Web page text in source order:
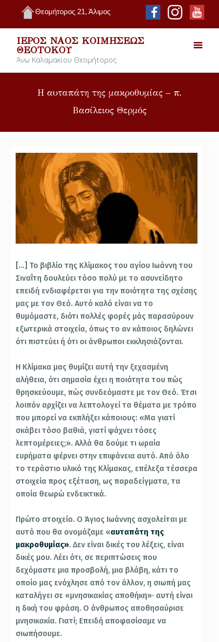
Θεομήτορος 21, Άλιμος
ΙΕΡΌΣ ΝΑΌΣ ΚΟΙΜΉΣΕΩΣ
ΘΕΟΤΌΚΟΥ
Άνω Καλαμακίου Θεομήτορος
Η αυταπάτη της μακροθυμίας – π.
Βασίλειος Θερμός
[…] Το βιβλίο της Κλίμακος του αγίου Ιωάννη του
Σιναΐτη δουλεύει τόσο πολύ με το ασυνείδητο
επειδή ενδιαφέρεται για την ποιότητα της σχέσης
μας με τον Θεό. Αυτό καλό είναι να το
θυμόμαστε, διότι πολλές φορές μάς παρασύρουν
εξωτερικά στοιχεία, όπως το αν κάποιος δηλώνει
ότι πιστεύει ή ότι οι άνθρωποι εκκλησιάζονται.
Η Κλίμακα μας θυμίζει αυτή την ξεχασμένη
αλήθεια, ότι σημασία έχει η ποιότητα του πώς
θρησκεύουμε, πώς συνδεόμαστε με τον Θεό. Έτσι
λοιπόν αρχίζει να λεπτολογεί τα θέματα με τρόπο
που μπορεί να εκπλήξει κάποιους: «Μα γιατί
σκάβει τόσο βαθιά, γιατί ψάχνει τόσες
λεπτομέρειες;». Αλλά θα δούμε τι ωραία
ευρήματα φέρνει στην επιφάνεια αυτό. Από όλο
το τεράστιο υλικό της Κλίμακας, επέλεξα τέσσερα
στοιχεία προς εξέταση, ως παραδείγματα, τα
οποία θεωρώ ενδεικτικά.
Πρώτο στοιχείο. Ο Άγιος Ιωάννης ασχολείται με
αυτό που θα ονομάζαμε «αυταπάτη της
μακροθυμίας». Δεν είναι δικές του λέξεις, είναι
δικές μου. Λέει ότι, σε περιπτώσεις που
δεχόμαστε μια προσβολή, μια βλάβη, κάτι το
οποίο μας ενόχλησε από τον άλλον, η σιωπή μας
καταλήγει σε «μνησικακίας αποθήκη»· αυτή είναι
η δική του φράση. Ο άνθρωπος αποθησαύρισε
μνησικακία. Γιατί; Επειδή αποφασίσαμε να
σιωπήσουμε.